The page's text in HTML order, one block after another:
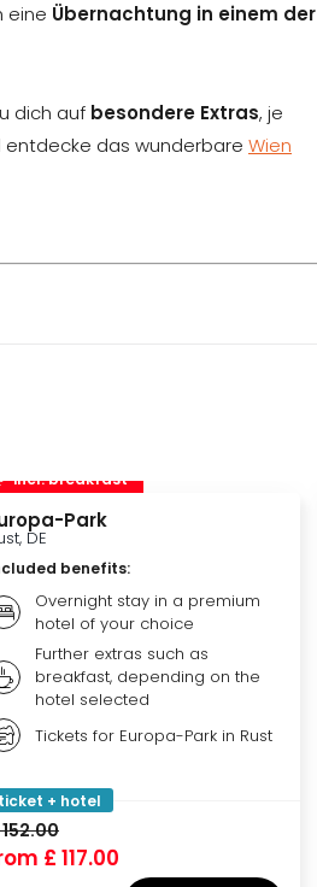
eine Übernachtung in einem der
dich auf besondere Extras, je
das wunderbare Wien
incl. breakfast
Park
DE
benefits:
Overnight stay in a premium
hotel of your choice
Further extras such as
breakfast, depending on the
hotel selected
Tickets for Europa-Park in Rust
ticket + hotel
£ 117.00